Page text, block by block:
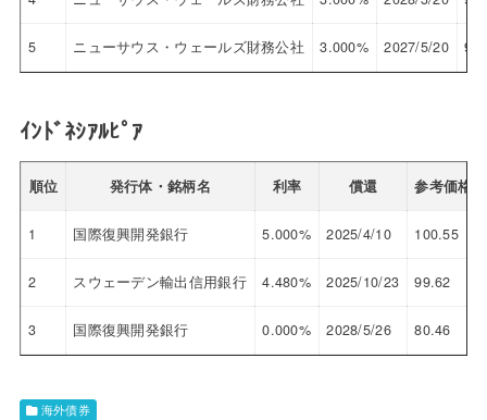
5 ニューサウス・ウェールズ財務公社 3.000% 2027/5/20
ｲﾝﾄﾞﾈｼｱﾙﾋﾟｱ
順位 発行体・銘柄名 利率 償還 参考価格
1 国際復興開発銀行 5.000% 2025/4/10 100.55
2 スウェーデン輸出信用銀行 4.480% 2025/10/23 99.62
3 国際復興開発銀行 0.000% 2028/5/26 80.46
海外債券